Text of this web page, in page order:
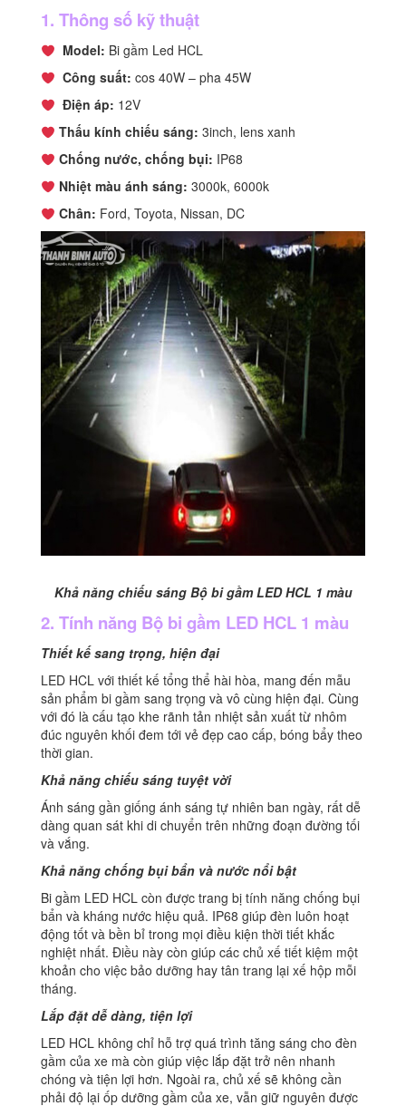
1. Thông số kỹ thuật
Model: Bi gầm Led HCL
Công suất: cos 40W – pha 45W
Điện áp: 12V
Thấu kính chiếu sáng: 3inch, lens xanh
Chống nước, chống bụi: IP68
Nhiệt màu ánh sáng: 3000k, 6000k
Chân: Ford, Toyota, Nissan, DC
Khả năng chiếu sáng Bộ bi gầm LED HCL 1 màu
2. Tính năng Bộ bi gầm LED HCL 1 màu
Thiết kế sang trọng, hiện đại
LED HCL với thiết kế tổng thể hài hòa, mang đến mẫu
sản phẩm bi gầm sang trọng và vô cùng hiện đại. Cùng
với đó là cấu tạo khe rãnh tản nhiệt sản xuất từ nhôm
đúc nguyên khối đem tới vẻ đẹp cao cấp, bóng bẩy theo
thời gian.
Khả năng chiếu sáng tuyệt vời
Ánh sáng gần giống ánh sáng tự nhiên ban ngày, rất dễ
dàng quan sát khi di chuyển trên những đoạn đường tối
và vắng.
Khả năng chống bụi bẩn và nước nổi bật
Bi gầm LED HCL còn được trang bị tính năng chống bụi
bẩn và kháng nước hiệu quả. IP68 giúp đèn luôn hoạt
động tốt và bền bỉ trong mọi điều kiện thời tiết khắc
nghiệt nhất. Điều này còn giúp các chủ xế tiết kiệm một
khoản cho việc bảo dưỡng hay tân trang lại xế hộp mỗi
tháng.
Lắp đặt dễ dàng, tiện lợi
LED HCL không chỉ hỗ trợ quá trình tăng sáng cho đèn
gầm của xe mà còn giúp việc lắp đặt trở nên nhanh
chóng và tiện lợi hơn. Ngoài ra, chủ xế sẽ không cần
phải độ lại ốp dưỡng gầm của xe, vẫn giữ nguyên được